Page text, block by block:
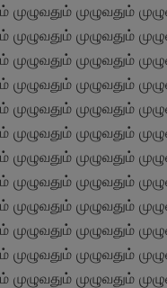
முழுவதும் முழுவதும்
முழுவதும் முழுவதும்
முழுவதும் முழுவதும்
முழுவதும் முழுவதும்
முழுவதும் முழுவதும்
முழுவதும் முழுவதும்
முழுவதும் முழுவதும்
முழுவதும் முழுவதும்
முழுவதும் முழுவதும்
முழுவதும் முழுவதும்
முழுவதும் முழுவதும்
முழுவதும் முழுவதும்